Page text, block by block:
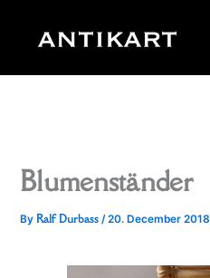
Blumenständer
ByRalf Durbass/20. December 2018